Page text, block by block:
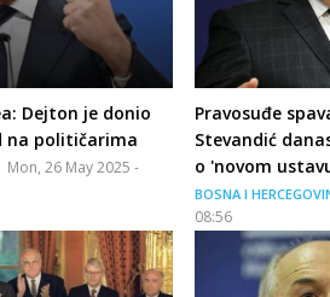
Dejton je donio
na političarima
Mon, 26 May 2025 -
Pravosuđe
Stevandić
o 'novom
BOSNA I
08:56